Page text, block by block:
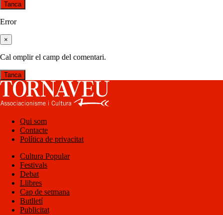
Tanca
Error
×
Cal omplir el camp del comentari.
Tanca
Qui som
Contacte
Política de privacitat
Cultura Popular
Festivals
Debat
Llibres
Cap de setmana
Butlletí
Publicitat